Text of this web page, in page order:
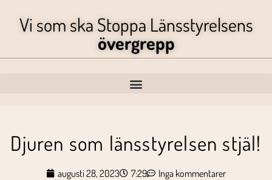
Vi som ska Stoppa Länsstyrelsens
övergrepp
Djuren som länsstyrelsen stjäl!
augusti 28, 2023 7:29 Inga kommentarer